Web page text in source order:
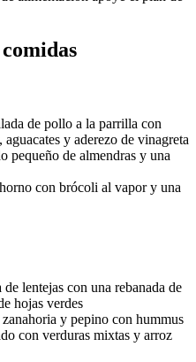
de pollo a la parrilla con
y aderezo de vinagreta
pequeño de almendras y una
con brócoli al vapor y una
lentejas con una rebanada de
hojas verdes
y pepino con hummus
con verduras mixtas y arroz